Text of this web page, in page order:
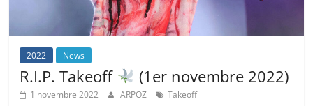
2022 News
R.I.P. Takeoff (1er novembre 2022)
1 novembre 2022 ARPOZ Takeoff